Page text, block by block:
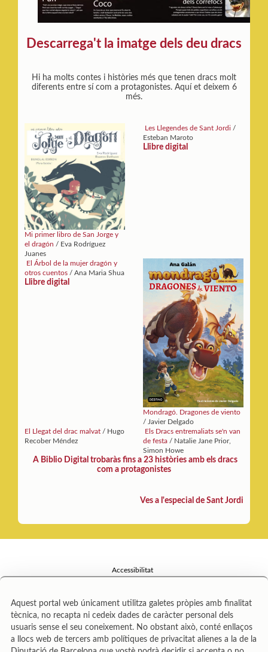
Descarrega't la imatge dels deu dracs
Hi ha molts contes i històries més que tenen dracs molt
diferents entre sí com a protagonistes. Aquí et deixem 6
més.
Mi primer libro de San Jorge y
el dragón / Eva Rodríguez
Juanes
Les Llegendes de Sant Jordi /
Esteban Maroto
Llibre digital
El Árbol de la mujer dragón y
otros cuentos / Ana Maria Shua
Llibre digital
Mondragó. Dragones de viento
/ Javier Delgado
El Llegat del drac malvat / Hugo
Recober Méndez
Els Dracs entremaliats se'n van
de festa / Natalie Jane Prior,
Simon Howe
A Biblio Digital trobaràs fins a 23 històries amb els dracs
com a protagonistes
Ves a l'especial de Sant Jordi
Accessibilitat
Política de privacitat
Mapa web
Aquest portal web únicament utilitza galetes pròpies amb finalitat
tècnica, no recapta ni cedeix dades de caràcter personal dels
usuaris sense el seu coneixement. No obstant això, conté enllaços
a llocs web de tercers amb polítiques de privacitat alienes a la de la